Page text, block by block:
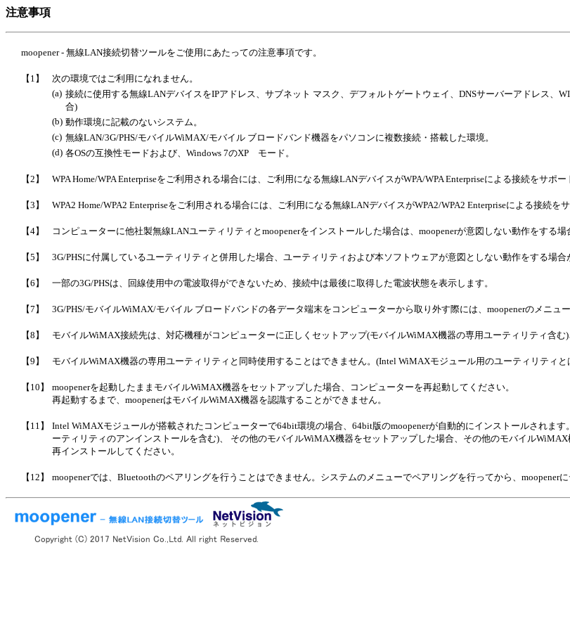
注意事項
moopener - 無線LAN接続切替ツールをご使用にあたっての注意事項です。
【1】
次の環境ではご利用になれません。
(a) 接続に使用する無線LANデバイスをIPアドレス、サブネット マスク、デフォルトゲートウェイ、DNSサーバーアドレス、
合)
(b) 動作環境に記載のないシステム。
(c) 無線LAN/3G/PHS/モバイルWiMAX/モバイル ブロードバンド機器をパソコンに複数接続・搭載した環境。
(d) 各OSの互換性モードおよび、Windows 7のXP モード。
【2】 WPA Home/WPA Enterpriseをご利用される場合には、ご利用になる無線LANデバイスがWPA/WPA Enterpriseによる接続をサポー
【3】 WPA2 Home/WPA2 Enterpriseをご利用される場合には、ご利用になる無線LANデバイスがWPA2/WPA2 Enterpriseによる接続を
【4】 コンピューターに他社製無線LANユーティリティとmoopenerをインストールした場合は、moopenerが意図しない動作をする場
【5】 3G/PHSに付属しているユーティリティと併用した場合、ユーティリティおよび本ソフトウェアが意図としない動作をする場合
【6】 一部の3G/PHSは、回線使用中の電波取得ができないため、接続中は最後に取得した電波状態を表示します。
【7】 3G/PHS/モバイルWiMAX/モバイル ブロードバンドの各データ端末をコンピューターから取り外す際には、moopenerのメニュ
【8】 モバイルWiMAX接続先は、対応機種がコンピューターに正しくセットアップ(モバイルWiMAX機器の専用ユーティリティ含む
【9】 モバイルWiMAX機器の専用ユーティリティと同時使用することはできません。(Intel WiMAXモジュール用のユーティリティ
【10】
moopenerを起動したままモバイルWiMAX機器をセットアップした場合、コンピューターを再起動してください。
再起動するまで、moopenerはモバイルWiMAX機器を認識することができません。
【11】
Intel WiMAXモジュールが搭載されたコンピューターで64bit環境の場合、64bit版のmoopenerが自動的にインストールされま
ーティリティのアンインストールを含む)、 その他のモバイルWiMAX機器をセットアップした場合、その他のモバイル
再インストールしてください。
【12】 moopenerでは、Bluetoothのペアリングを行うことはできません。システムのメニューでペアリングを行ってから、moopener